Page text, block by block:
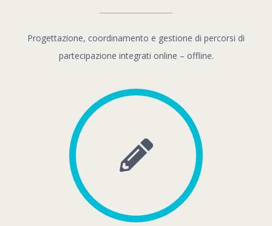
Progettazione, coordinamento e gestione di percorsi di
partecipazione integrati online – offline.